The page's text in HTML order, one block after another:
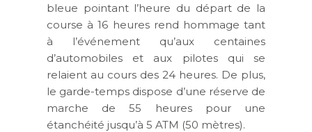
bleue pointant l’heure du départ de la
course à 16 heures rend hommage tant
à l’événement qu’aux centaines
d’automobiles et aux pilotes qui se
relaient au cours des 24 heures. De plus,
le garde-temps dispose d’une réserve de
marche de 55 heures pour une
étanchéité jusqu’à 5 ATM (50 mètres).